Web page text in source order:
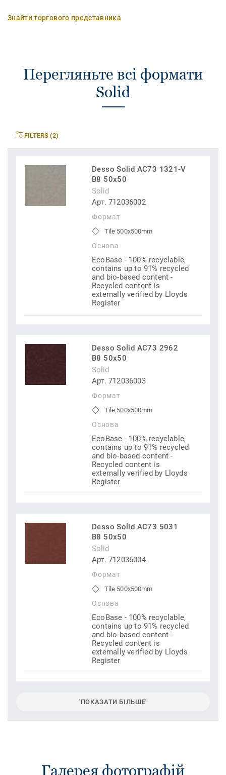
Знайти торгового представника
Перегляньте всі формати
Solid
FILTERS (2)
Desso Solid AC73 1321-V
B8 50x50
Solid
Арт. 712036002
Формат
Tile 500x500mm
Основа
EcoBase - 100% recyclable,
contains up to 91% recycled
and bio-based content -
Recycled content is
externally verified by Lloyds
Register
Desso Solid AC73 2962
B8 50x50
Solid
Арт. 712036003
Формат
Tile 500x500mm
Основа
EcoBase - 100% recyclable,
contains up to 91% recycled
and bio-based content -
Recycled content is
externally verified by Lloyds
Register
Desso Solid AC73 5031
B8 50x50
Solid
Арт. 712036004
Формат
Tile 500x500mm
Основа
EcoBase - 100% recyclable,
contains up to 91% recycled
and bio-based content -
Recycled content is
externally verified by Lloyds
Register
'ПОКАЗАТИ БІЛЬШЕ'
Галерея фотографій